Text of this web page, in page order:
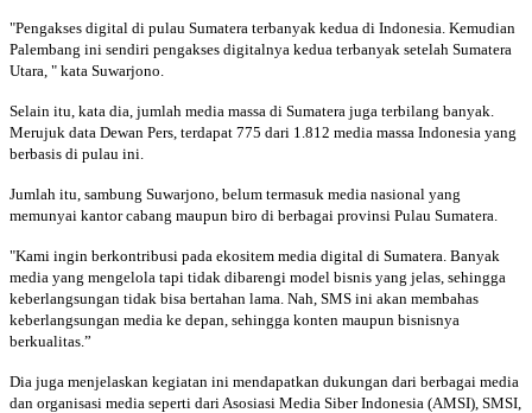
"Pengakses digital di pulau Sumatera terbanyak kedua di Indonesia. Kemudian
Palembang ini sendiri pengakses digitalnya kedua terbanyak setelah Sumatera
Utara, " kata Suwarjono.
Selain itu, kata dia, jumlah media massa di Sumatera juga terbilang banyak.
Merujuk data Dewan Pers, terdapat 775 dari 1.812 media massa Indonesia yang
berbasis di pulau ini.
Jumlah itu, sambung Suwarjono, belum termasuk media nasional yang
memunyai kantor cabang maupun biro di berbagai provinsi Pulau Sumatera.
"Kami ingin berkontribusi pada ekositem media digital di Sumatera. Banyak
media yang mengelola tapi tidak dibarengi model bisnis yang jelas, sehingga
keberlangsungan tidak bisa bertahan lama. Nah, SMS ini akan membahas
keberlangsungan media ke depan, sehingga konten maupun bisnisnya
berkualitas.”
Dia juga menjelaskan kegiatan ini mendapatkan dukungan dari berbagai media
dan organisasi media seperti dari Asosiasi Media Siber Indonesia (AMSI), SMSI,